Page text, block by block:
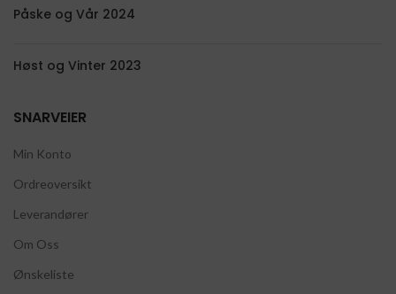
Påske og Vår 2024
Høst og Vinter 2023
SNARVEIER
Min Konto
Ordreoversikt
Leverandører
Om Oss
Ønskeliste